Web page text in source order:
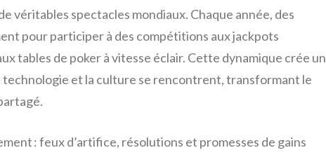
véritables spectacles mondiaux. Chaque année, des
pour participer à des compétitions aux jackpots
tables de poker à vitesse éclair. Cette dynamique crée un
et la culture se rencontrent, transformant le
: feux d’artifice, résolutions et promesses de gains